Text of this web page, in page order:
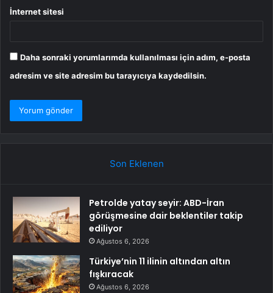
İnternet sitesi
Daha sonraki yorumlarımda kullanılması için adım, e-posta
adresim ve site adresim bu tarayıcıya kaydedilsin.
Son Eklenen
Petrolde yatay seyir: ABD-İran
görüşmesine dair beklentiler takip
ediliyor
Ağustos 6, 2026
Türkiye’nin 11 ilinin altından altın
fışkıracak
Ağustos 6, 2026